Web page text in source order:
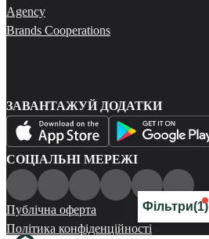
Фільтри(1)
Agency
Brands Cooperations
ЗАВАНТАЖУЙ ДОДАТКИ
СОЦІАЛЬНІ МЕРЕЖІ
Публічна оферта
Політика конфіденційності